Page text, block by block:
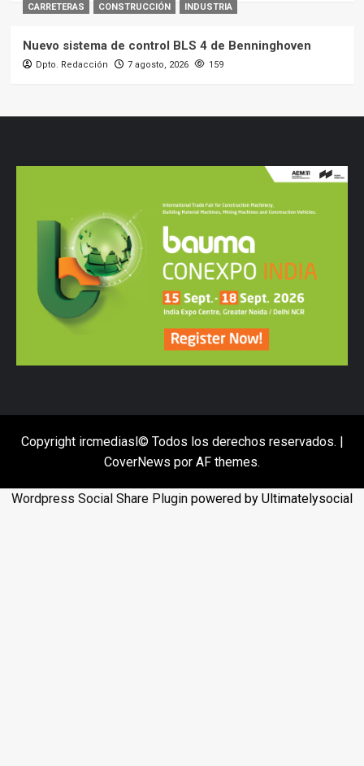
CARRETERAS CONSTRUCCIÓN INDUSTRIA
Nuevo sistema de control BLS 4 de Benninghoven
Dpto. Redacción 7 agosto, 2026 159
Copyright ircmediasl© Todos los derechos reservados. |
CoverNews por AF themes.
Wordpress Social Share Plugin powered by Ultimatelysocial